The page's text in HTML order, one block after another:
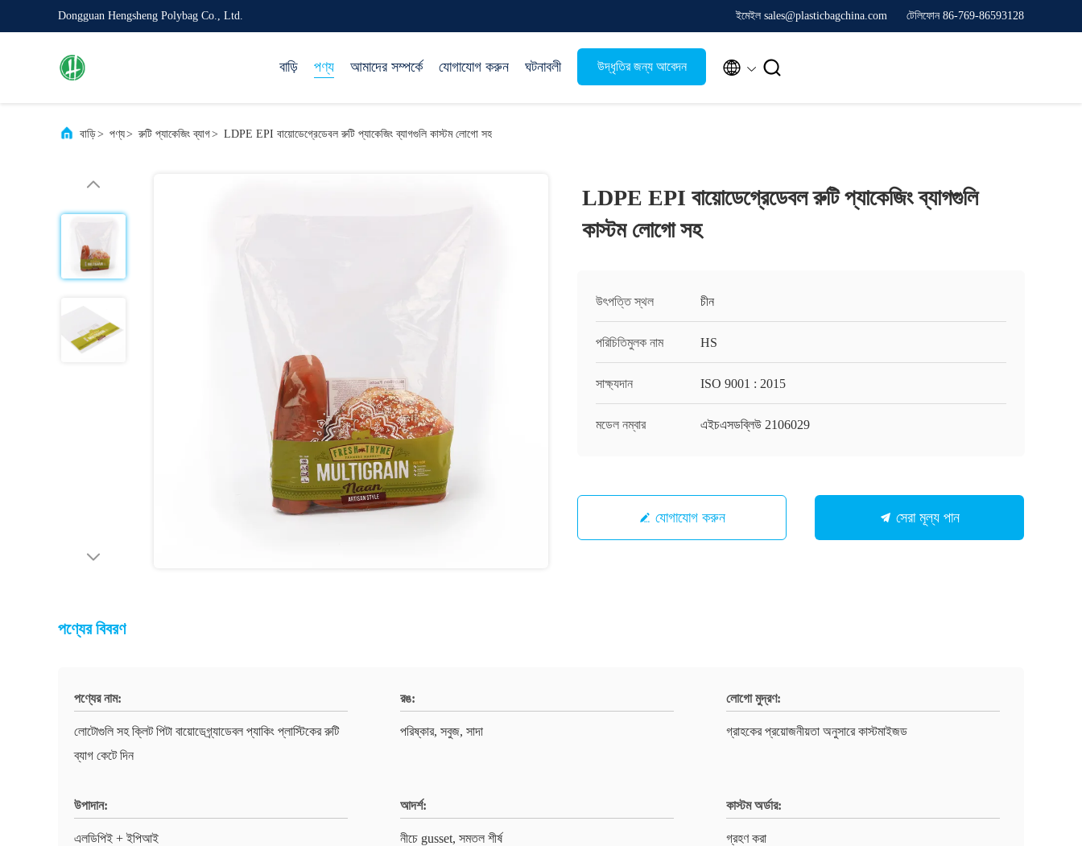
Dongguan Hengsheng Polybag Co., Ltd. ইমেইল sales@plasticbagchina.com টেলিফোন 86-769-86593128
বাড়ি পণ্য আমাদের সম্পর্কে যোগাযোগ করুন ঘটনাবলী উদ্ধৃতির জন্য আবেদন  
বাড়ি> পণ্য> রুটি প্যাকেজিং ব্যাগ> LDPE EPI বায়োডেগ্রেডেবল রুটি প্যাকেজিং ব্যাগগুলি কাস্টম লোগো সহ
LDPE EPI বায়োডেগ্রেডেবল রুটি প্যাকেজিং ব্যাগগুলি
কাস্টম লোগো সহ
উৎপত্তি স্থল চীন
পরিচিতিমুলক নাম HS
সাক্ষ্যদান ISO 9001 : 2015
মডেল নম্বার এইচএসডব্লিউ 2106029
যোগাযোগ করুন সেরা মূল্য পান
পণ্যের বিবরণ
পণ্যের নাম:
লোটোগুলি সহ ক্লিট পিটা বায়োডেগ্র্যাডেবল প্যাকিং প্লাস্টিকের রুটি
ব্যাগ কেটে দিন
রঙ:
পরিষ্কার, সবুজ, সাদা
লোগো মুদ্রণ:
গ্রাহকের প্রয়োজনীয়তা অনুসারে কাস্টমাইজড
উপাদান:
এলডিপিই + ইপিআই
আদর্শ:
নীচে gusset, সমতল শীর্ষ
কাস্টম অর্ডার:
গ্রহণ করা